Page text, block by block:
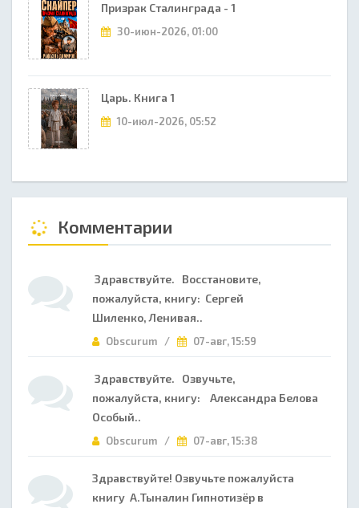
Призрак Сталинграда - 1
30-июн-2026, 01:00
Царь. Книга 1
10-июл-2026, 05:52
Комментарии
Здравствуйте. Восстановите,
пожалуйста, книгу: Сергей
Шиленко, Ленивая..
Obscurum / 07-авг, 15:59
Здравствуйте. Озвучьте,
пожалуйста, книгу: Александра Белова
Особый..
Obscurum / 07-авг, 15:38
Здравствуйте! Озвучьте пожалуйста
книгу А.Тыналин Гипнотизёр в